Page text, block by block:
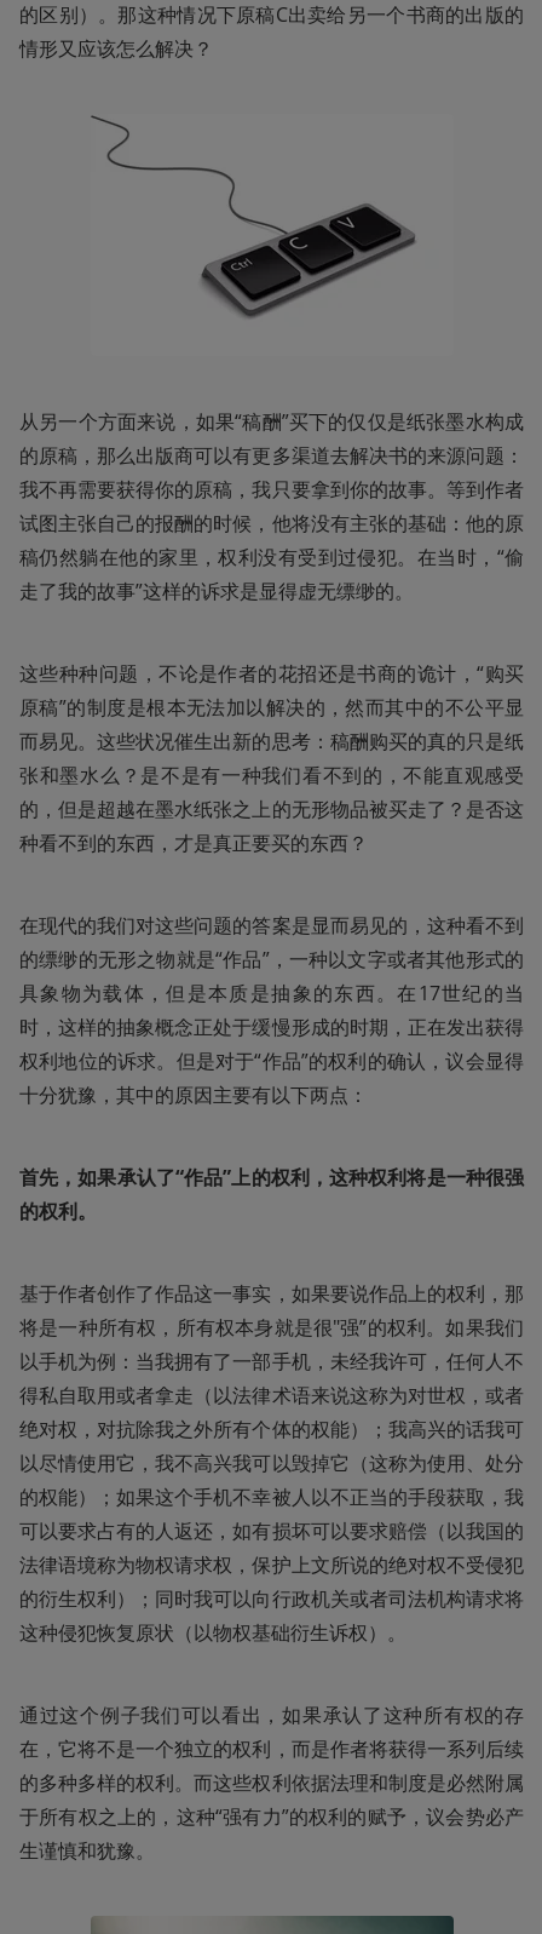
的区别）。那这种情况下原稿C出卖给另一个书商的出版的
情形又应该怎么解决？
从另一个方面来说，如果“稿酬”买下的仅仅是纸张墨水构成
的原稿，那么出版商可以有更多渠道去解决书的来源问题：
我不再需要获得你的原稿，我只要拿到你的故事。等到作者
试图主张自己的报酬的时候，他将没有主张的基础：他的原
稿仍然躺在他的家里，权利没有受到过侵犯。在当时，“偷
走了我的故事”这样的诉求是显得虚无缥缈的。
这些种种问题，不论是作者的花招还是书商的诡计，“购买
原稿”的制度是根本无法加以解决的，然而其中的不公平显
而易见。这些状况催生出新的思考：稿酬购买的真的只是纸
张和墨水么？是不是有一种我们看不到的，不能直观感受
的，但是超越在墨水纸张之上的无形物品被买走了？是否这
种看不到的东西，才是真正要买的东西？
在现代的我们对这些问题的答案是显而易见的，这种看不到
的缥缈的无形之物就是“作品”，一种以文字或者其他形式的
具象物为载体，但是本质是抽象的东西。在17世纪的当
时，这样的抽象概念正处于缓慢形成的时期，正在发出获得
权利地位的诉求。但是对于“作品”的权利的确认，议会显得
十分犹豫，其中的原因主要有以下两点：
首先，如果承认了“作品”上的权利，这种权利将是一种很强
的权利。
基于作者创作了作品这一事实，如果要说作品上的权利，那
将是一种所有权，所有权本身就是很"强”的权利。如果我们
以手机为例：当我拥有了一部手机，未经我许可，任何人不
得私自取用或者拿走（以法律术语来说这称为对世权，或者
绝对权，对抗除我之外所有个体的权能）；我高兴的话我可
以尽情使用它，我不高兴我可以毁掉它（这称为使用、处分
的权能）；如果这个手机不幸被人以不正当的手段获取，我
可以要求占有的人返还，如有损坏可以要求赔偿（以我国的
法律语境称为物权请求权，保护上文所说的绝对权不受侵犯
的衍生权利）；同时我可以向行政机关或者司法机构请求将
这种侵犯恢复原状（以物权基础衍生诉权）。
通过这个例子我们可以看出，如果承认了这种所有权的存
在，它将不是一个独立的权利，而是作者将获得一系列后续
的多种多样的权利。而这些权利依据法理和制度是必然附属
于所有权之上的，这种“强有力”的权利的赋予，议会势必产
生谨慎和犹豫。